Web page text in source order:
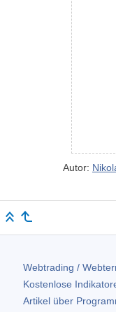
Autor:
Webtrading /
Kostenlose
Artikel über